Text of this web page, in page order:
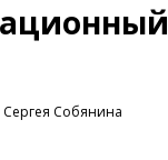
Сергея Собянина